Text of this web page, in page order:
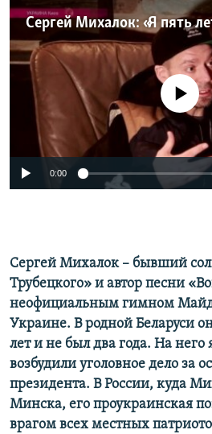
СОВЕТЫ ПРАВОЗАЩИТНИКОВ
ПРОПАВШИЕ БЕЗ ВЕСТИ
ПОБЕДИТЕЛЕЙ НЕ СУДЯТ?
КРЫМ.НЕПОКОРЕННЫЙ
ELIFBE
УКРАИНСКАЯ ПРОБЛЕМА КРЫМА
Qırımtatar
ПРИСОЕДИНЯЙТЕСЬ!
Все сайты RFE/RL
No media source
0:00
Сергей Михалок – бывший
Трубецкого» и автор песни
неофициальным гимном
Украине. В родной Беларуси
лет и не был два года. На
возбудили уголовное дело за
президента. В России, куда
Минска, его проукраинская
врагом всех местных